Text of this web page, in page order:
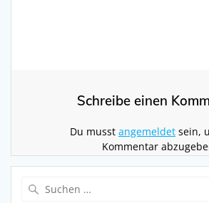
Schreibe einen
Du musst angemeldet sein,
Kommentar